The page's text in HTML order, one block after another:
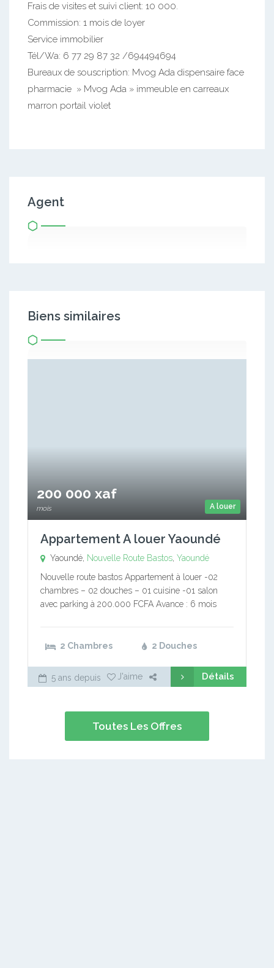
Frais de visites et suivi client: 10 000.
Commission: 1 mois de loyer
Service immobilier
Tél/Wa: 6 77 29 87 32 /694494694
Bureaux de souscription: Mvog Ada dispensaire face
pharmacie » Mvog Ada » immeuble en carreaux
marron portail violet
Agent
Biens similaires
A louer
200 000 xaf
mois
Appartement A louer Yaoundé
Yaoundé, Nouvelle Route Bastos Yaoundé
Nouvelle route bastos Appartement à louer -02
chambres – 02 douches – 01 cuisine -01 salon
avec parking à 200.000 FCFA Avance : 6 mois
2 Chambres 2 Douches
5 ans depuis J'aime Détails
Toutes Les Offres